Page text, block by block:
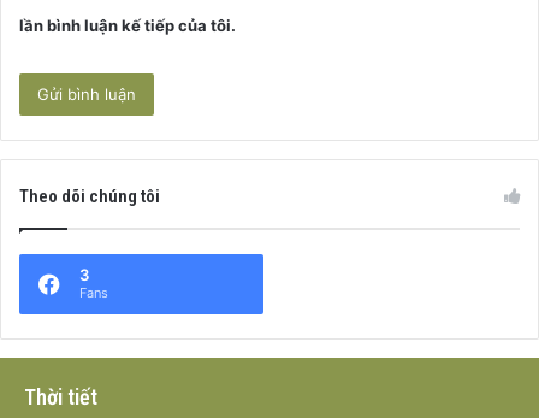
lần bình luận kế tiếp của tôi.
Theo dõi chúng tôi
3
Fans
Thời tiết